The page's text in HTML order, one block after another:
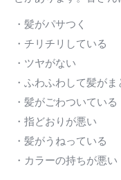
・髪がパサつく
・チリチリしている
・ツヤがない
・ふわふわして髪が
・髪がごわついている
・指どおりが悪い
・髪がうねっている
・カラーの持ちが悪い